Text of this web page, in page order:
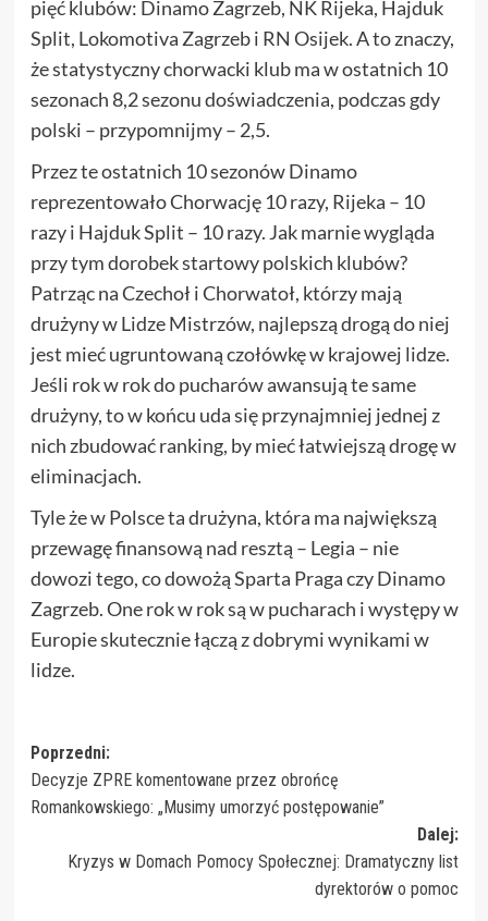
pięć klubów: Dinamo Zagrzeb, NK Rijeka, Hajduk
Split, Lokomotiva Zagrzeb i RN Osijek. A to znaczy,
że statystyczny chorwacki klub ma w ostatnich 10
sezonach 8,2 sezonu doświadczenia, podczas gdy
polski – przypomnijmy – 2,5.
Przez te ostatnich 10 sezonów Dinamo
reprezentowało Chorwację 10 razy, Rijeka – 10
razy i Hajduk Split – 10 razy. Jak marnie wygląda
przy tym dorobek startowy polskich klubów?
Patrząc na Czechoł i Chorwatoł, którzy mają
drużyny w Lidze Mistrzów, najlepszą drogą do niej
jest mieć ugruntowaną czołówkę w krajowej lidze.
Jeśli rok w rok do pucharów awansują te same
drużyny, to w końcu uda się przynajmniej jednej z
nich zbudować ranking, by mieć łatwiejszą drogę w
eliminacjach.
Tyle że w Polsce ta drużyna, która ma największą
przewagę finansową nad resztą – Legia – nie
dowozi tego, co dowożą Sparta Praga czy Dinamo
Zagrzeb. One rok w rok są w pucharach i występy w
Europie skutecznie łączą z dobrymi wynikami w
lidze.
Zobacz
wpisy
Poprzedni:
Decyzje ZPRE komentowane przez obrońcę
Romankowskiego: „Musimy umorzyć postępowanie”
Dalej:
Kryzys w Domach Pomocy Społecznej: Dramatyczny list
dyrektorów o pomoc